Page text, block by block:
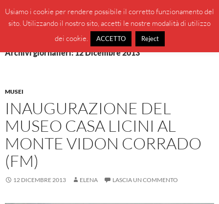
contenuto
BeppeBlog
MENU
Archivi giornalieri: 12 Dicembre 2013
MUSEI
INAUGURAZIONE DEL
MUSEO CASA LICINI AL
MONTE VIDON CORRADO
(FM)
12 DICEMBRE 2013 ELENA LASCIA UN COMMENTO
Usiamo i cookie per rendere possibile il corretto funzionamento del
sito. Utilizzando il nostro sito, accetti le nostre modalità di utilizzo
dei cookie.
ACCETTO Reject